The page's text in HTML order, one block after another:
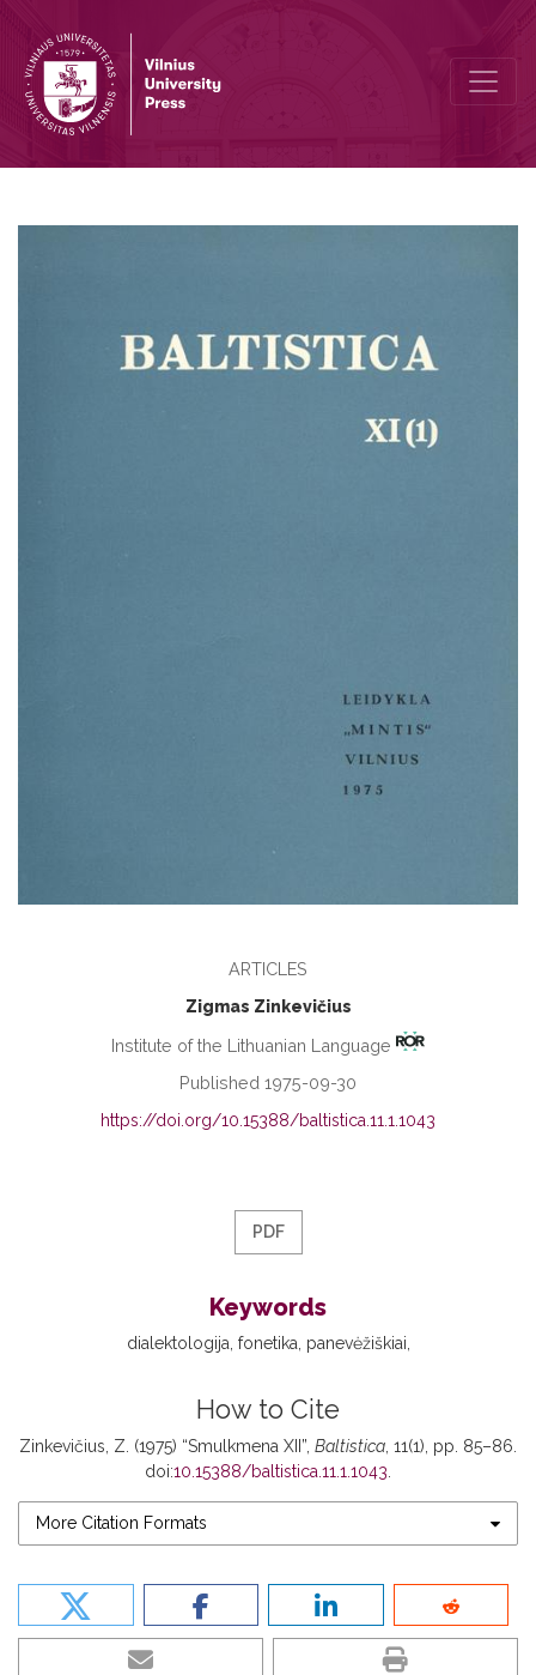
ARTICLES
Zigmas Zinkevičius
Institute of the Lithuanian Language
Published 1975-09-30
https://doi.org/10.15388/baltistica.11.1.1043
PDF
Keywords
dialektologija fonetika panevėžiškiai
How to Cite
Zinkevičius, Z. (1975) “Smulkmena XII”, Baltistica, 11(1), pp. 85–86.
doi:10.15388/baltistica.11.1.1043.
More Citation Formats